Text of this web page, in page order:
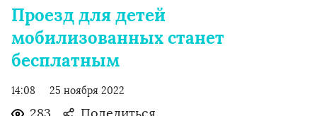
Проезд для детей
мобилизованных станет
бесплатным
14:08 25 ноября 2022